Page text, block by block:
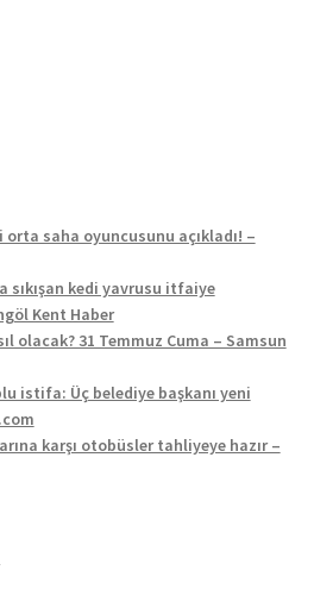
saha oyuncusunu açıkladı! –
sıkışan kedi yavrusu itfaiye
Kent Haber
olacak? 31 Temmuz Cuma – Samsun
istifa: Üç belediye başkanı yeni
karşı otobüsler tahliyeye hazır –